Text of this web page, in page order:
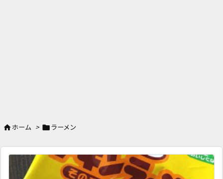
ホーム > ラーメン